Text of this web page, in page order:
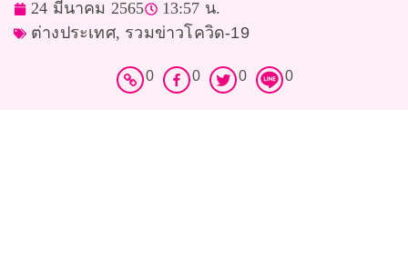
24 มีนาคม 2565
13:57 น.
ต่างประเทศ, รวมข่าวโควิด-19
0 0 0 0